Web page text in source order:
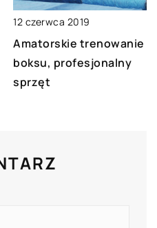
12 czerwca 2019
Amatorskie trenowanie
boksu, profesjonalny
sprzęt